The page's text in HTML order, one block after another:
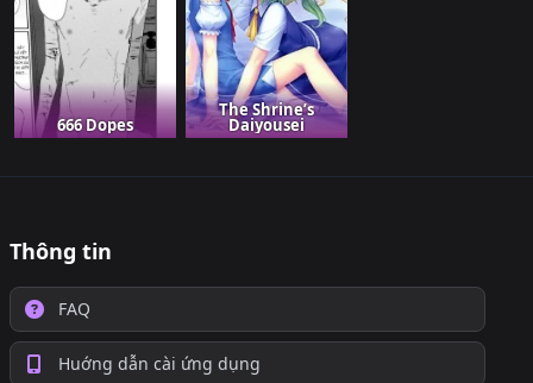
666 Dopes
The Shrine’s
Daiyousei
Thông tin
FAQ
Huớng dẫn cài ứng dụng